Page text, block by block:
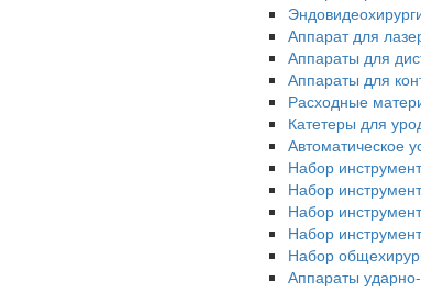
Аппарат для
Аппараты для
Аппараты для
Расходные
Катетеры для
Автоматическое
Набор
Набор
Набор
Набор
Набор
Аппараты